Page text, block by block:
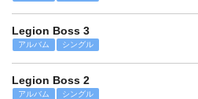
Legion Boss 3
アルバム シングル
Legion Boss 2
アルバム シングル